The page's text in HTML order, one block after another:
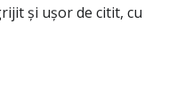
și ușor de citit, cu